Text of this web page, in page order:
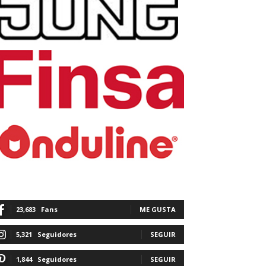
23,683 Fans ME GUSTA
5,321 Seguidores SEGUIR
1,844 Seguidores SEGUIR